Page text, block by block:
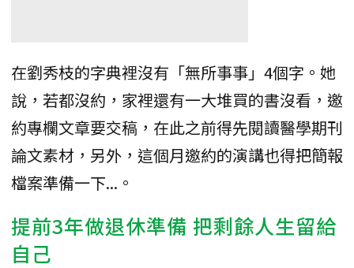
在劉秀枝的字典裡沒有「無所事事」4個字。她
說，若都沒約，家裡還有一大堆買的書沒看，邀
約專欄文章要交稿，在此之前得先閱讀醫學期刊
論文素材，另外，這個月邀約的演講也得把簡報
檔案準備一下...。
提前3年做退休準備 把剩餘人生留給
自己